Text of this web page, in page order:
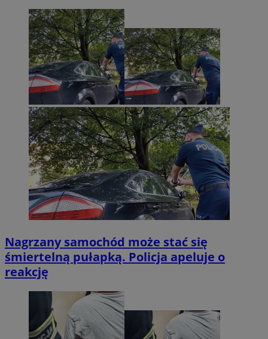
Nagrzany samochód może stać się
śmiertelną pułapką. Policja apeluje o
reakcję